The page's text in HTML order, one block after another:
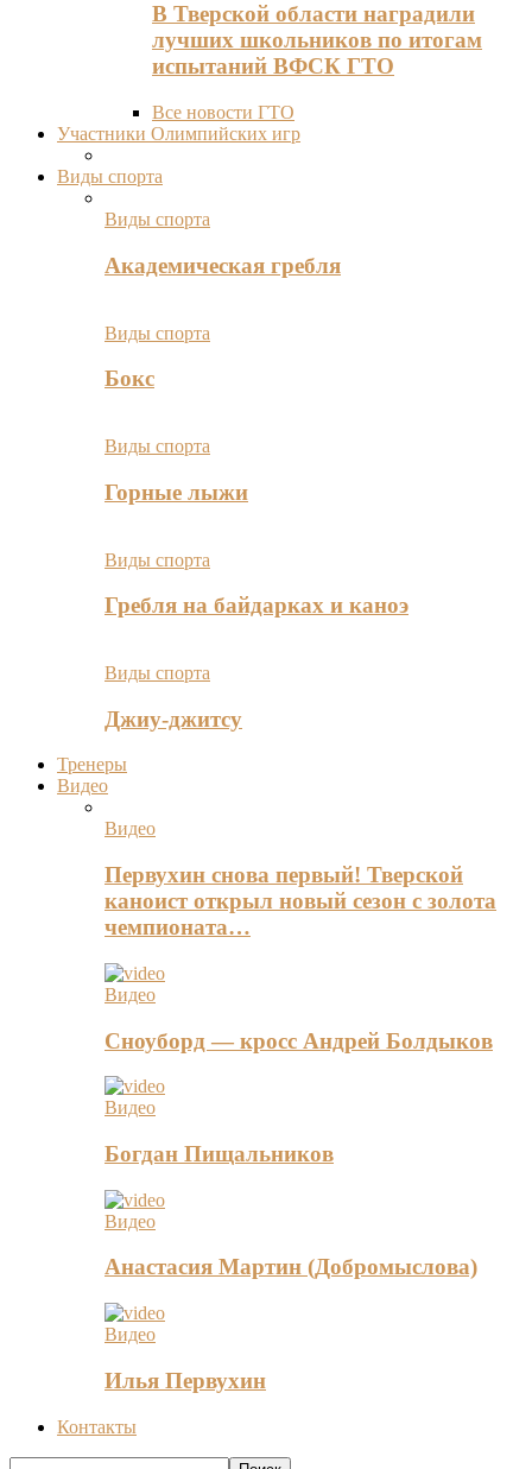
В Тверской области наградили
лучших школьников по итогам
испытаний ВФСК ГТО
Все новости ГТО
Участники Олимпийских игр
Виды спорта
Виды спорта
Академическая гребля
Виды спорта
Бокс
Виды спорта
Горные лыжи
Виды спорта
Гребля на байдарках и каноэ
Виды спорта
Джиу-джитсу
Тренеры
Видео
Видео
Первухин снова первый! Тверской
каноист открыл новый сезон с золота
чемпионата…
Видео
Сноуборд — кросс Андрей Болдыков
Видео
Богдан Пищальников
Видео
Анастасия Мартин (Добромыслова)
Видео
Илья Первухин
Контакты